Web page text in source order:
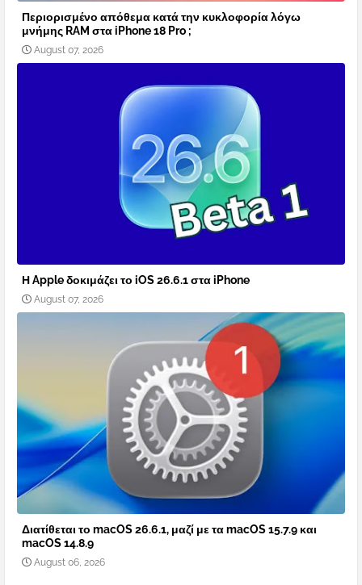
Περιορισμένο απόθεμα κατά την κυκλοφορία λόγω
μνήμης RAM στα iPhone 18 Pro ;
August 07, 2026
Η Apple δοκιμάζει το iOS 26.6.1 στα iPhone
August 07, 2026
Διατίθεται το macOS 26.6.1, μαζί με τα macOS 15.7.9 και
macOS 14.8.9
August 06, 2026